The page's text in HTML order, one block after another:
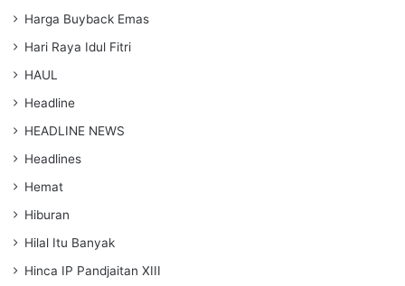
Harga Buyback Emas
Hari Raya Idul Fitri
HAUL
Headline
HEADLINE NEWS
Headlines
Hemat
Hiburan
Hilal Itu Banyak
Hinca IP Pandjaitan XIII